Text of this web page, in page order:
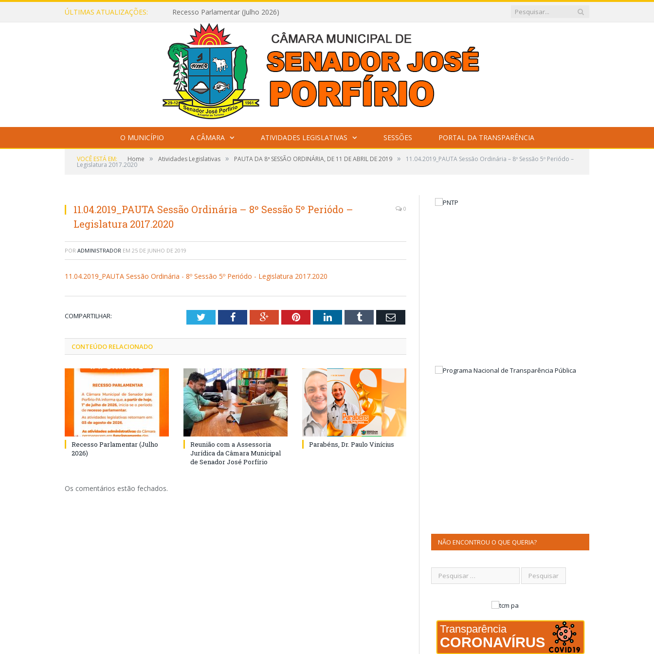
ÚLTIMAS ATUALIZAÇÕES: Recesso Parlamentar (Julho 2026)
O MUNICÍPIO A CÂMARA ATIVIDADES LEGISLATIVAS SESSÕES PORTAL DA TRANSPARÊNCIA
VOCÊ ESTÁ EM: Home » Atividades Legislativas » PAUTA DA 8ª SESSÃO ORDINÁRIA, DE 11 DE ABRIL DE 2019 » 11.04.2019_PAUTA Sessão Ordinária – 8º Sessão 5º Periódo –
Legislatura 2017.2020
11.04.2019_PAUTA Sessão Ordinária – 8º Sessão 5º Periódo –
Legislatura 2017.2020
0
POR ADMINISTRADOR EM 25 DE JUNHO DE 2019
11.04.2019_PAUTA Sessão Ordinária - 8º Sessão 5º Periódo - Legislatura 2017.2020
COMPARTILHAR: TwitterFacebookGoogle+PinterestLinkedInTumblr Email
CONTEÚDO RELACIONADO
Recesso Parlamentar (Julho
2026)
Reunião com a Assessoria
Jurídica da Câmara Municipal
de Senador José Porfírio
Parabéns, Dr. Paulo Vinícius
Os comentários estão fechados.
NÃO ENCONTROU O QUE QUERIA?
Transparência
CORONAVÍRUS